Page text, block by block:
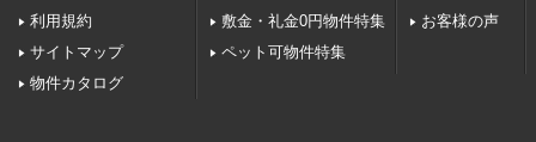
利用規約
サイトマップ
物件カタログ
敷金・礼金0円物件特集
ペット可物件特集
お客様の声